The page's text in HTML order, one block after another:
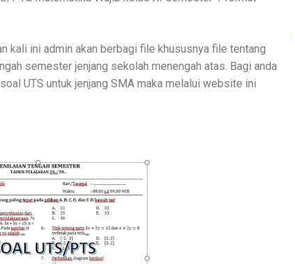
kali ini admin akan berbagi file khususnya file tentang
semester jenjang sekolah menengah atas. Bagi anda
UTS untuk jenjang SMA maka melalui website ini